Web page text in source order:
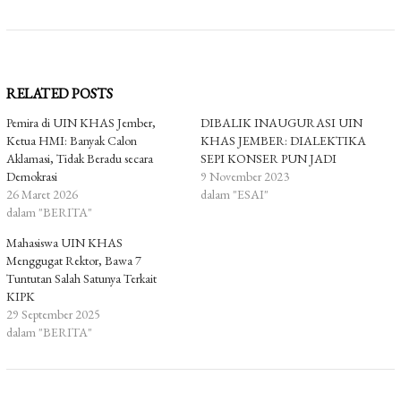
RELATED POSTS
Pemira di UIN KHAS Jember,
Ketua HMI: Banyak Calon
Aklamasi, Tidak Beradu secara
Demokrasi
26 Maret 2026
dalam "BERITA"
DIBALIK INAUGURASI UIN
KHAS JEMBER: DIALEKTIKA
SEPI KONSER PUN JADI
9 November 2023
dalam "ESAI"
Mahasiswa UIN KHAS
Menggugat Rektor, Bawa 7
Tuntutan Salah Satunya Terkait
KIPK
29 September 2025
dalam "BERITA"